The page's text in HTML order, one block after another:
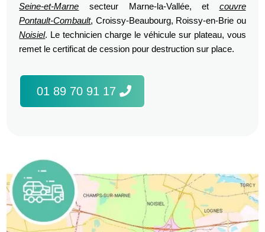
Seine-et-Marne secteur Marne-la-Vallée, et couvre
Pontault-Combault, Croissy-Beaubourg, Roissy-en-Brie ou
Noisiel. Le technicien charge le véhicule sur plateau, vous
remet le certificat de cession pour destruction sur place.
01 89 70 91 17